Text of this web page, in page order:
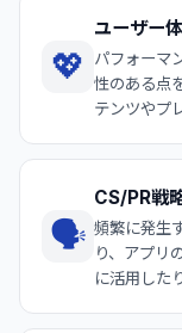
💖
ユーザー
パフォーマ
性のある点
テンツやプ
🗣️
CS/PR戦
頻繁に発生
り、アプリ
に活用した